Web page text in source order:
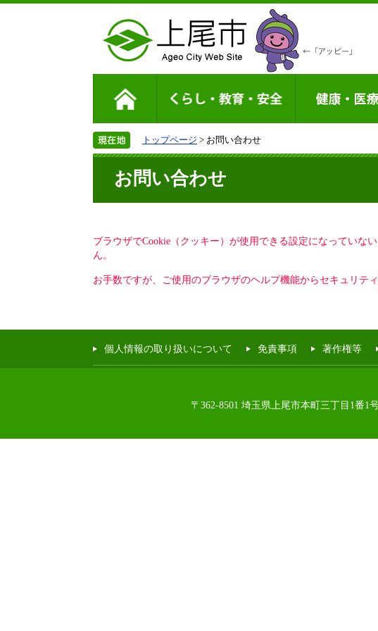
トップページ > お問い合わせ
お問い合わせ
ブラウザでCookie（クッキー）が使用できる設定になっていな
ん。
お手数ですが、ご使用のブラウザのヘルプ機能からセキュリテ
個人情報の取り扱いについて 免責事項 著作権等
〒362-8501 埼玉県上尾市本町三丁目1番1